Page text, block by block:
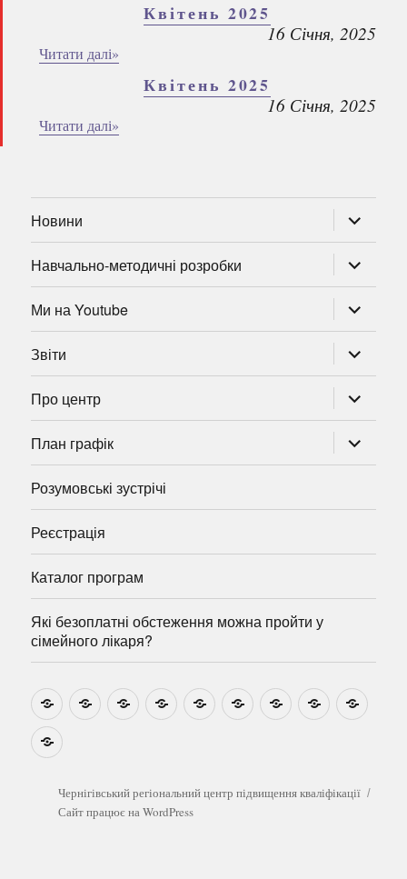
Квітень 2025
16 Січня, 2025
Читати далі»
Квітень 2025
16 Січня, 2025
Читати далі»
Новини
підменю
Навчально-методичні розробки
підменю
Ми на Youtube
підменю
Звіти
підменю
Про центр
підменю
План графік
підменю
Розумовські зустрічі
Реєстрація
Каталог програм
Які безоплатні обстеження можна пройти у
сімейного лікаря?
НовиниНавчально-
методичні
Ми
на
Звіти Про
центр
План
графік
Розумовські
зустрічі
Реєстрація
Які
безоплатні
можна
пройти
у
Чернігівський регіональний центр підвищення кваліфікації
Сайт працює на WordPress